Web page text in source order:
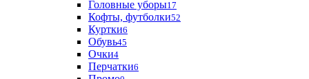
Головные уборы17
Кофты, футболки52
Куртки6
Обувь45
Очки4
Перчатки6